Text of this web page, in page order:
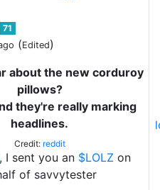
71
(Edited)
about the new corduroy
pillows?
they're really marking
headlines.
Credit: reddit
, I sent you an $LOLZ on
of savvytester